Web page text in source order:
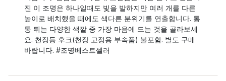
진 이 조명은 하나일때도 빛을 발하지만 여러 개를 다른
높이로 배치했을 때에도 색다른 분위기를 연출합니다. 통
통 튀는 다양한 색깔 중 가장 마음에 드는 것을 골라보세
요. 천장등 후크(천장 고정용 부속품) 불포함. 별도 구매
바랍니다. #조명베스트셀러